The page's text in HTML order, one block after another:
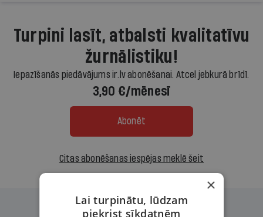
Turpini lasīt, atbalsti kvalitatīvu
žurnālistiku!
Iepazīšanās piedāvājums ir.lv abonēšanai. Atcel jebkurā brīdī.
3,90 €/mēnesī
Abonēt
Citas abonēšanas iespējas meklē šeit
×
Lai turpinātu, lūdzam
piekrist sīkdatnēm